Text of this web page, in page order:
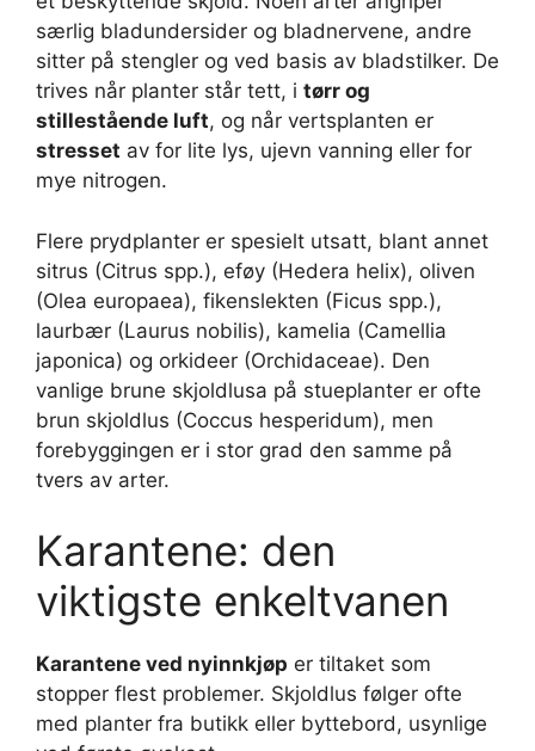
særlig bladundersider og bladnervene, andre
sitter på stengler og ved basis av bladstilker. De
trives når planter står tett, i tørr og
stillestående luft, og når vertsplanten er
stresset av for lite lys, ujevn vanning eller for
mye nitrogen.
Flere prydplanter er spesielt utsatt, blant annet
sitrus (Citrus spp.), eføy (Hedera helix), oliven
(Olea europaea), fikenslekten (Ficus spp.),
laurbær (Laurus nobilis), kamelia (Camellia
japonica) og orkideer (Orchidaceae). Den
vanlige brune skjoldlusa på stueplanter er ofte
brun skjoldlus (Coccus hesperidum), men
forebyggingen er i stor grad den samme på
tvers av arter.
Karantene: den
viktigste enkeltvanen
Karantene ved nyinnkjøp er tiltaket som
stopper flest problemer. Skjoldlus følger ofte
med planter fra butikk eller byttebord, usynlige